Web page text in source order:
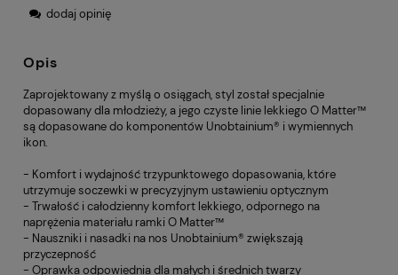
dodaj opinię
Opis
Zaprojektowany z myślą o osiągach, styl został specjalnie
dopasowany dla młodzieży, a jego czyste linie lekkiego O Matter™
są dopasowane do komponentów Unobtainium® i wymiennych
ikon.
- Komfort i wydajność trzypunktowego dopasowania, które
utrzymuje soczewki w precyzyjnym ustawieniu optycznym
- Trwałość i całodzienny komfort lekkiego, odpornego na
naprężenia materiału ramki O Matter™
- Nauszniki i nasadki na nos Unobtainium® zwiększają
przyczepność
- Oprawka odpowiednia dla małych i średnich twarzy